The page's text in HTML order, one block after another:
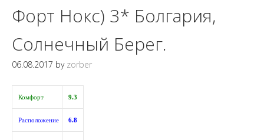
Форт Нокс) 3* Болгария,
Солнечный Берег.
06.08.2017 by zorber
Комфорт 9.3
Расположение 6.8